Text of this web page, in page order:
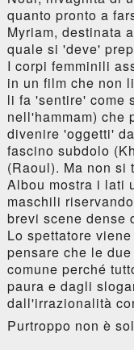
quanto pronto a
Myriam, destinata
quale si 'deve'
I corpi femminili
in un film che non
li fa 'sentire' come
nell'hammam) che
divenire 'oggetti'
fascino subdolo
(Raoul). Ma non si
Albou mostra i lati
maschili
brevi scene dense
Lo spettatore
pensare che le
comune perché
paura e dagli
dall'irrazionalità
Purtroppo non è